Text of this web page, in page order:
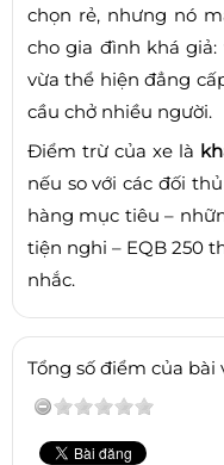
chọn rẻ, nhưng nó
cho gia đình khá
vừa thể hiện đẳng
cầu chở nhiều người.
Điểm trừ của xe là
nếu so với các đối
hàng mục tiêu –
tiện nghi – EQB 250
nhắc.
Tổng số điểm của